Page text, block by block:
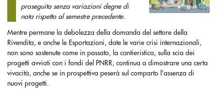
proseguita senza variazioni degne di
nota rispetto al semestre precedente.
Mentre permane la debolezza della domanda del settore della
Rivendita, e anche le Esportazioni, date le varie crisi internazionali,
non sono sostenute come in passato, la cantieristica, sulla scia dei
progetti avviati con i fondi del PNRR, continua a dimostrare una certa
vivacità, anche se in prospettiva peserà sul comparto l’assenza di
nuovi progetti.